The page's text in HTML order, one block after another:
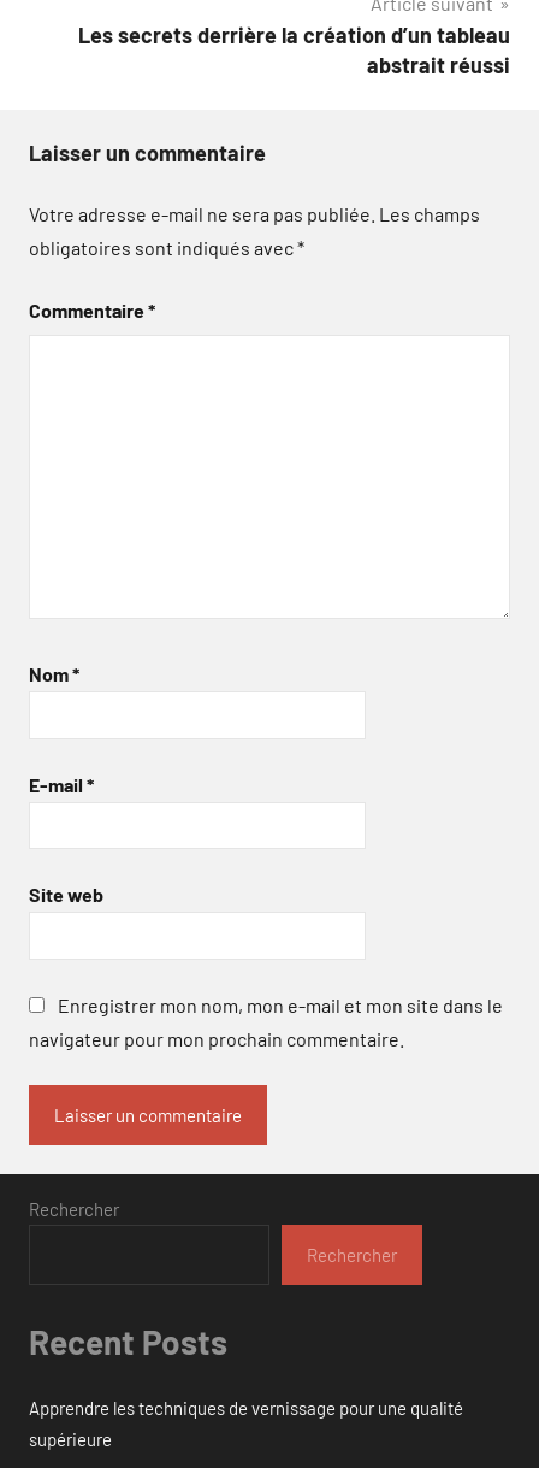
Les secrets derrière la création d’un tableau
abstrait réussi
Laisser un commentaire
Votre adresse e-mail ne sera pas publiée. Les champs
obligatoires sont indiqués avec*
Commentaire*
Nom*
E-mail *
Site web
Enregistrer mon nom, mon e-mail et mon site dans le
navigateur pour mon prochain commentaire.
Rechercher
Rechercher
Recent Posts
Apprendre les techniques de vernissage pour une qualité
supérieure